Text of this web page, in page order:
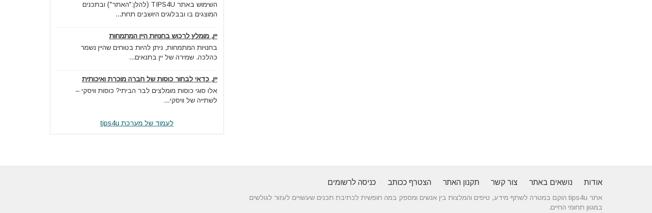
השימוש באתר TIPS4U (להלן:"האתר") ובתכנים
המוצגים בו ובבלוגים היושבים תחת...
יין, מומלץ לרכוש בחנויות היין המתמחות
בחנויות המתמחות, ניתן להיות בטוחים שהיין נשמר
כהלכה. שמירה של יין בתנאים...
יין, כדאי לבחור כוסות של חברה מוכרת ואיכותית
אלו סוגי כוסות מומלצים לבר הביתי? כוסות וויסקי –
לשתייה של וויסקי...
לעמוד של מערכת tips4u
אודות נושאים באתר צור קשר תקנון האתר הצטרף ככותב כניסה לרשומים
אתר tips4u הוקם במטרה לשתף מידע, טיפים והמלצות בין אנשים ומספק במה חופשית לכתיבת תכנים שעשויים לעזור לגולשים
במגוון תחומי החיים.